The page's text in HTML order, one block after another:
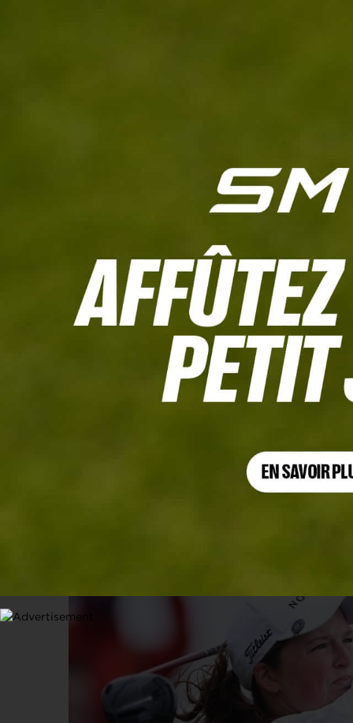
Lottie Woad prend une option, les